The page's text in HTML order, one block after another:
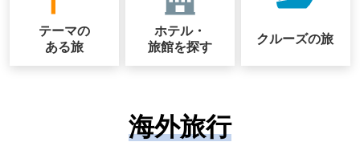
テーマの
ある旅
ホテル・
旅館を探す
クルーズの旅
海外旅行